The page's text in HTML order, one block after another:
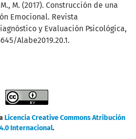
M. (2017). Construcción de una
Emocional. Revista
y Evaluación Psicológica,
Alabe2019.20.1.
Licencia Creative Commons Atribución
4.0 Internacional.